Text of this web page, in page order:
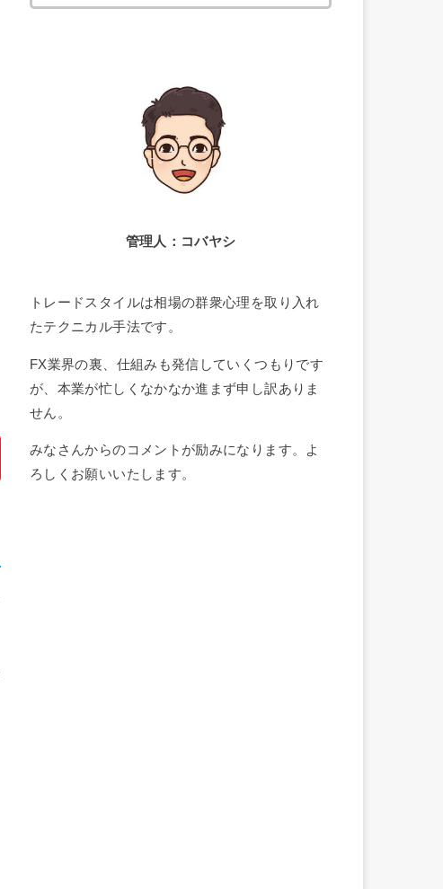
索:
管理人：コバヤシ
トレードスタイルは相場の群衆心理を取り入れ
たテクニカル手法です。
FX業界の裏、仕組みも発信していくつもりです
が、本業が忙しくなかなか進まず申し訳ありま
せん。
みなさんからのコメントが励みになります。よ
ろしくお願いいたします。